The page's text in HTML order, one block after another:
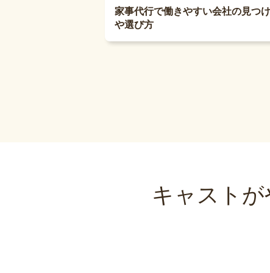
家事代行で働きやすい会社の見つ
や選び方
キャスト